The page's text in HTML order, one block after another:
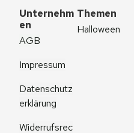
Unternehm
en
AGB
Impressum
Datenschutz
erklärung
Widerrufsrec
Themen
Halloween